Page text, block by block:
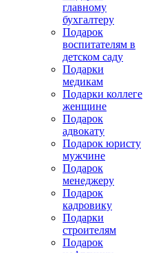
главному
бухгалтеру
Подарок
воспитателям в
детском саду
Подарки
медикам
Подарки коллеге
женщине
Подарок
адвокату
Подарок юристу
мужчине
Подарок
менеджеру
Подарок
кадровику
Подарки
строителям
Подарок